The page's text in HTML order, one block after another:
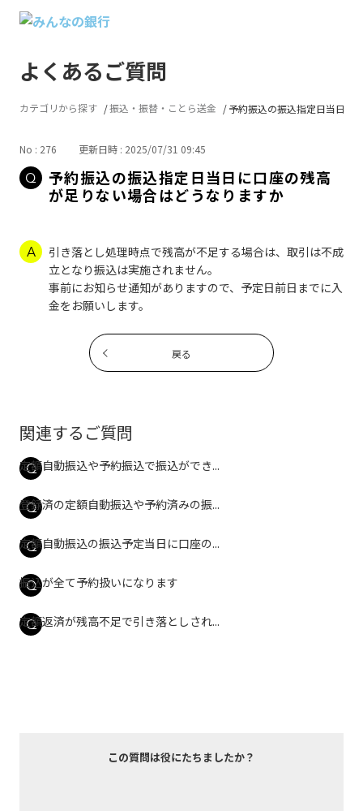
よくあるご質問
カテゴリから探す 振込・振替・ことら送金 予約振込の振込指定日当日に
No : 276 更新日時 : 2025/07/31 09:45
予約振込の振込指定日当日に口座の残高
が足りない場合はどうなりますか
引き落とし処理時点で残高が不足する場合は、取引は不成
立となり振込は実施されません。
事前にお知らせ通知がありますので、予定日前日までに入
金をお願いします。
戻る
関連するご質問
定額自動振込や予約振込で振込ができ...
登録済の定額自動振込や予約済みの振...
定額自動振込の振込予定当日に口座の...
振込が全て予約扱いになります
定額返済が残高不足で引き落としされ...
この質問は役にたちましたか？